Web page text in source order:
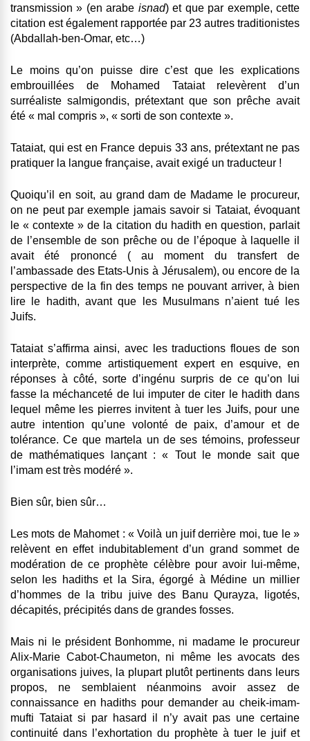
transmission » (en arabe isnad) et que par exemple, cette
citation est également rapportée par 23 autres traditionistes
(Abdallah-ben-Omar, etc…)
Le moins qu’on puisse dire c’est que les explications
embrouillées de Mohamed Tataiat relevèrent d’un
surréaliste salmigondis, prétextant que son prêche avait
été « mal compris », « sorti de son contexte ».
Tataiat, qui est en France depuis 33 ans, prétextant ne pas
pratiquer la langue française, avait exigé un traducteur !
Quoiqu’il en soit, au grand dam de Madame le procureur,
on ne peut par exemple jamais savoir si Tataiat, évoquant
le « contexte » de la citation du hadith en question, parlait
de l’ensemble de son prêche ou de l’époque à laquelle il
avait été prononcé ( au moment du transfert de
l’ambassade des Etats-Unis à Jérusalem), ou encore de la
perspective de la fin des temps ne pouvant arriver, à bien
lire le hadith, avant que les Musulmans n’aient tué les
Juifs.
Tataiat s’affirma ainsi, avec les traductions floues de son
interprète, comme artistiquement expert en esquive, en
réponses à côté, sorte d’ingénu surpris de ce qu’on lui
fasse la méchanceté de lui imputer de citer le hadith dans
lequel même les pierres invitent à tuer les Juifs, pour une
autre intention qu’une volonté de paix, d’amour et de
tolérance. Ce que martela un de ses témoins, professeur
de mathématiques lançant : « Tout le monde sait que
l’imam est très modéré ».
Bien sûr, bien sûr…
Les mots de Mahomet : « Voilà un juif derrière moi, tue le »
relèvent en effet indubitablement d’un grand sommet de
modération de ce prophète célèbre pour avoir lui-même,
selon les hadiths et la Sira, égorgé à Médine un millier
d’hommes de la tribu juive des Banu Qurayza, ligotés,
décapités, précipités dans de grandes fosses.
Mais ni le président Bonhomme, ni madame le procureur
Alix-Marie Cabot-Chaumeton, ni même les avocats des
organisations juives, la plupart plutôt pertinents dans leurs
propos, ne semblaient néanmoins avoir assez de
connaissance en hadiths pour demander au cheik-imam-
mufti Tataiat si par hasard il n’y avait pas une certaine
continuité dans l’exhortation du prophète à tuer le juif et